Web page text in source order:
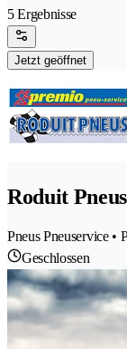
5 Ergebnisse
Jetzt geöffnet
Roduit
Pneus Pneuservice •
Geschlossen